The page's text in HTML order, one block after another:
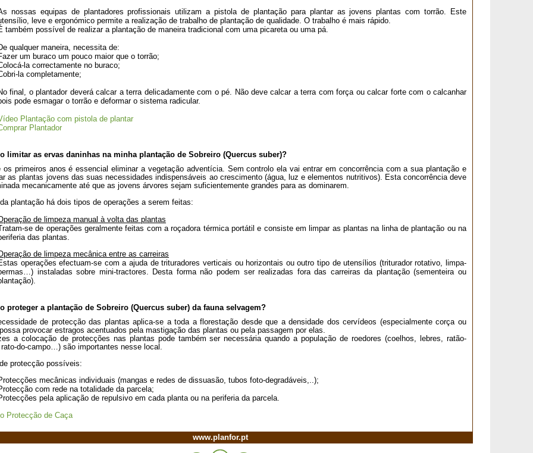
nossas equipas de plantadores profissionais utilizam a pistola de plantação para plantar as jovens plantas com torrão. Este
leve e ergonómico permite a realização de trabalho de plantação de qualidade. O trabalho é mais rápido.
também possível de realizar a plantação de maneira tradicional com uma picareta ou uma pá.
qualquer maneira, necessita de:
um buraco um pouco maior que o torrão;
la correctamente no buraco;
la completamente;
final, o plantador deverá calcar a terra delicadamente com o pé. Não deve calcar a terra com força ou calcar forte com o calcanhar
pode esmagar o torrão e deformar o sistema radicular.
Plantação com pistola de plantar
Plantador
limitar as ervas daninhas na minha plantação de Sobreiro (Quercus suber)?
os primeiros anos é essencial eliminar a vegetação adventícia. Sem controlo ela vai entrar em concorrência com a sua plantação e
as plantas jovens das suas necessidades indispensáveis ao crescimento (água, luz e elementos nutritivos). Esta concorrência deve
mecanicamente até que as jovens árvores sejam suficientemente grandes para as dominarem.
plantação há dois tipos de operações a serem feitas:
de limpeza manual à volta das plantas
se de operações geralmente feitas com a roçadora térmica portátil e consiste em limpar as plantas na linha de plantação ou na
das plantas.
de limpeza mecânica entre as carreiras
operações efectuam-se com a ajuda de trituradores verticais ou horizontais ou outro tipo de utensílios (triturador rotativo, limpa-
instaladas sobre mini-tractores. Desta forma não podem ser realizadas fora das carreiras da plantação (sementeira ou
proteger a plantação de Sobreiro (Quercus suber) da fauna selvagem?
de protecção das plantas aplica-se a toda a florestação desde que a densidade dos cervídeos (especialmente corça ou
provocar estragos acentuados pela mastigação das plantas ou pela passagem por elas.
a colocação de protecções nas plantas pode também ser necessária quando a população de roedores (coelhos, lebres, ratão-
rato-do-campo…) são importantes nesse local.
protecção possíveis:
mecânicas individuais (mangas e redes de dissuasão, tubos foto-degradáveis,..);
com rede na totalidade da parcela;
pela aplicação de repulsivo em cada planta ou na periferia da parcela.
Protecção de Caça
www.planfor.pt